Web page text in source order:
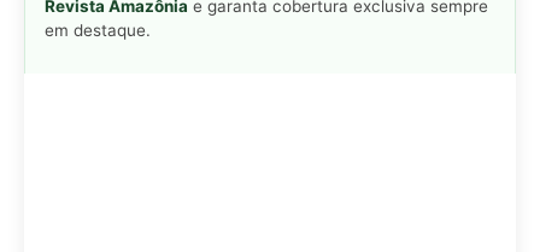
Revista Amazônia e garanta cobertura exclusiva sempre
em destaque.